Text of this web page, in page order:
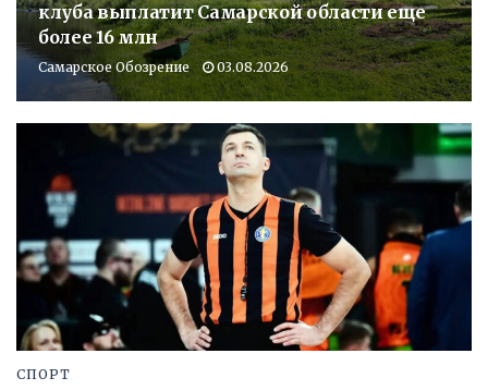
клуба выплатит Самарской области еще
более 16 млн
Самарское Обозрение 03.08.2026
СПОРТ